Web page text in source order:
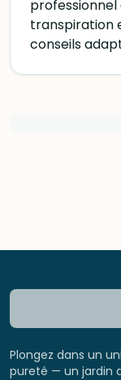
professionnel
transpiration
conseils
Plongez dans un
pureté — un jardin